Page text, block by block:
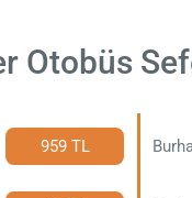
Otobüs
959 TL